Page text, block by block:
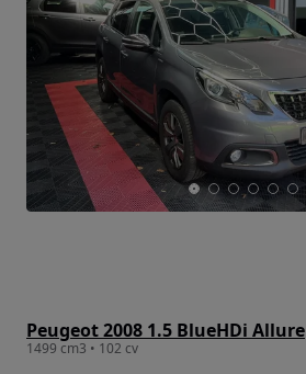
Peugeot 2008 1.5 BlueHDi Allure
1499 cm3 • 102 cv